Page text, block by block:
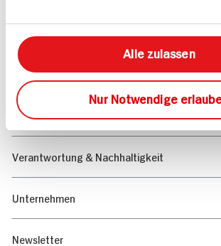
Alle zulassen
Nur Notwendige
Marktfinder
Unser Magazin
Verantwortung & Nachhaltigkeit
Unternehmen
Newsletter